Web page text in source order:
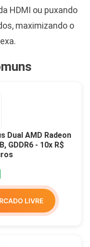
HDMI ou puxando
maximizando o
Dual AMD Radeon
GDDR6 - 10x R$
LIVRE